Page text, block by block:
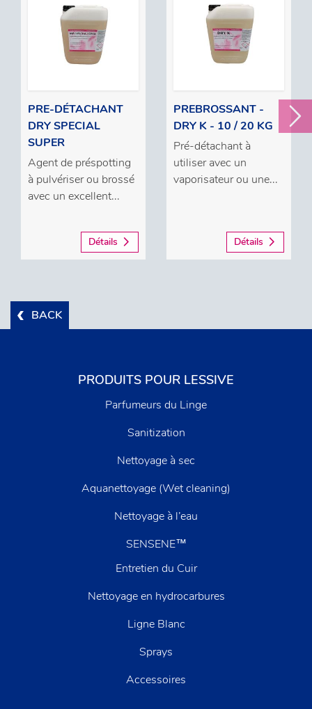
PRE-DÉTACHANT
DRY SPECIAL
SUPER
Agent de préspotting
à pulvériser ou brossé
avec un excellent...
Détails
PREBROSSANT -
DRY K - 10 / 20 KG
Pré-détachant à
utiliser avec un
vaporisateur ou une...
Détails
BACK
PRODUITS POUR LESSIVE
Parfumeurs du Linge
Sanitization
Nettoyage à sec
Aquanettoyage (Wet cleaning)
Nettoyage à l’eau
SENSENE™
Entretien du Cuir
Nettoyage en hydrocarbures
Ligne Blanc
Sprays
Accessoires